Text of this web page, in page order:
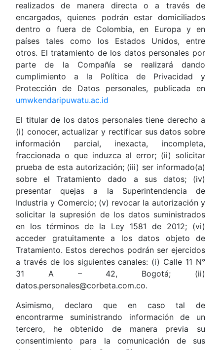
realizados de manera directa o a través de
encargados, quienes podrán estar domiciliados
dentro o fuera de Colombia, en Europa y en
países tales como los Estados Unidos, entre
otros. El tratamiento de los datos personales por
parte de la Compañía se realizará dando
cumplimiento a la Política de Privacidad y
Protección de Datos personales, publicada en
umwkendaripuwatu.ac.id
El titular de los datos personales tiene derecho a
(i) conocer, actualizar y rectificar sus datos sobre
información parcial, inexacta, incompleta,
fraccionada o que induzca al error; (ii) solicitar
prueba de esta autorización; (iii) ser informado(a)
sobre el Tratamiento dado a sus datos; (iv)
presentar quejas a la Superintendencia de
Industria y Comercio; (v) revocar la autorización y
solicitar la supresión de los datos suministrados
en los términos de la Ley 1581 de 2012; (vi)
acceder gratuitamente a los datos objeto de
Tratamiento. Estos derechos podrán ser ejercidos
a través de los siguientes canales: (i) Calle 11 N°
31 A – 42, Bogotá; (ii)
datos.personales@corbeta.com.co.
Asimismo, declaro que en caso tal de
encontrarme suministrando información de un
tercero, he obtenido de manera previa su
consentimiento para la comunicación de sus